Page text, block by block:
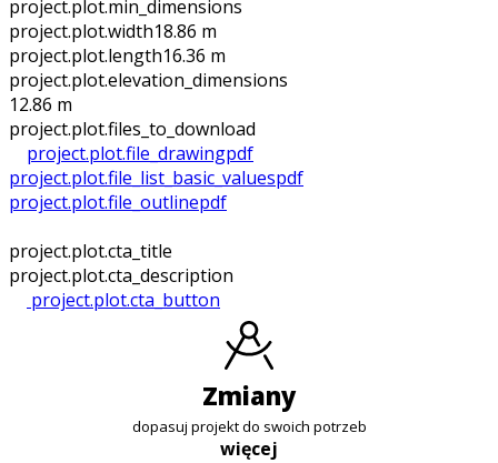
project.plot.min_dimensions
project.plot.width18.86 m
project.plot.length16.36 m
project.plot.elevation_dimensions
12.86 m
project.plot.files_to_download
project.plot.file_drawingpdf
project.plot.file_list_basic_valuespdf
project.plot.file_outlinepdf
project.plot.cta_title
project.plot.cta_description
project.plot.cta_button
zmiany
dopasuj projekt do swoich potrzeb
więcej